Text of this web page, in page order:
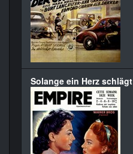
Solange ein Herz schlägt